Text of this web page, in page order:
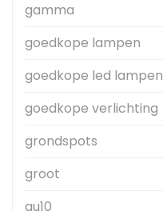
gamma
goedkope lampen
goedkope led lampen
goedkope verlichting
grondspots
groot
gu10